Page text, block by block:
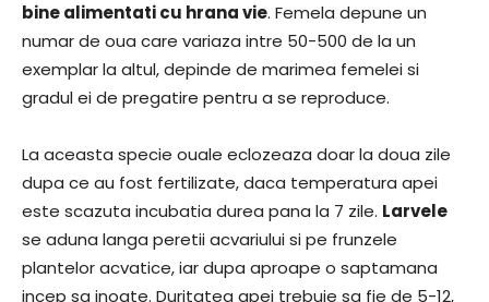
bine alimentati cu hrana vie. Femela depune un
numar de oua care variaza intre 50-500 de la un
exemplar la altul, depinde de marimea femelei si
gradul ei de pregatire pentru a se reproduce.
La aceasta specie ouale eclozeaza doar la doua zile
dupa ce au fost fertilizate, daca temperatura apei
este scazuta incubatia durea pana la 7 zile. Larvele
se aduna langa peretii acvariului si pe frunzele
plantelor acvatice, iar dupa aproape o saptamana
incep sa inoate. Duritatea apei trebuie sa fie de 5-12,